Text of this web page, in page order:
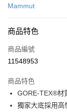
3 期 0 利率 每
合作金庫商業銀行
上海商業儲蓄銀行
臺灣中小企業銀行
匯豐（台灣）商業
聯邦商業銀行
超商取貨付款
LINE Pay
Apple Pay
ATM付款
Mammut
商品特色
商品編號
11548953
商品特色
GORE-TEX®材
獨家大底採用高